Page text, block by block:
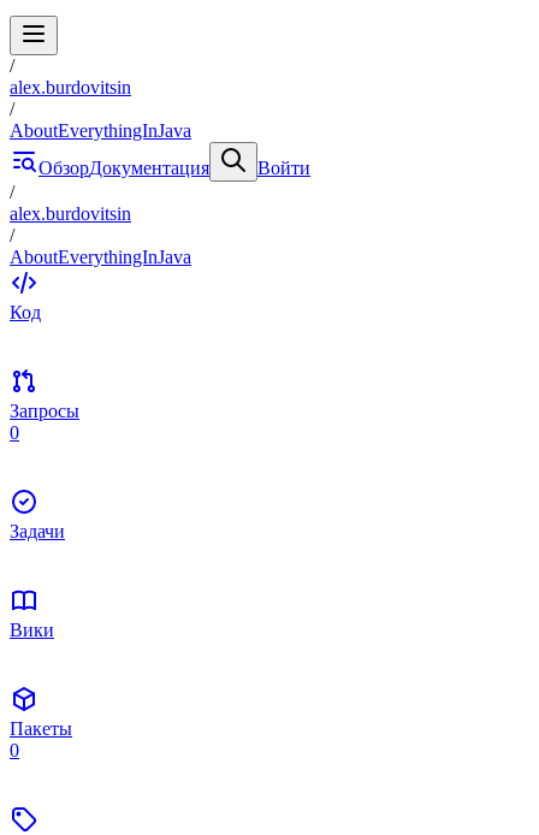
/
alex.burdovitsin
/
AboutEverythingInJava
ОбзорДокументация
Войти
/
alex.burdovitsin
/
AboutEverythingInJava
Код
Запросы
0
Задачи
Вики
Пакеты
0